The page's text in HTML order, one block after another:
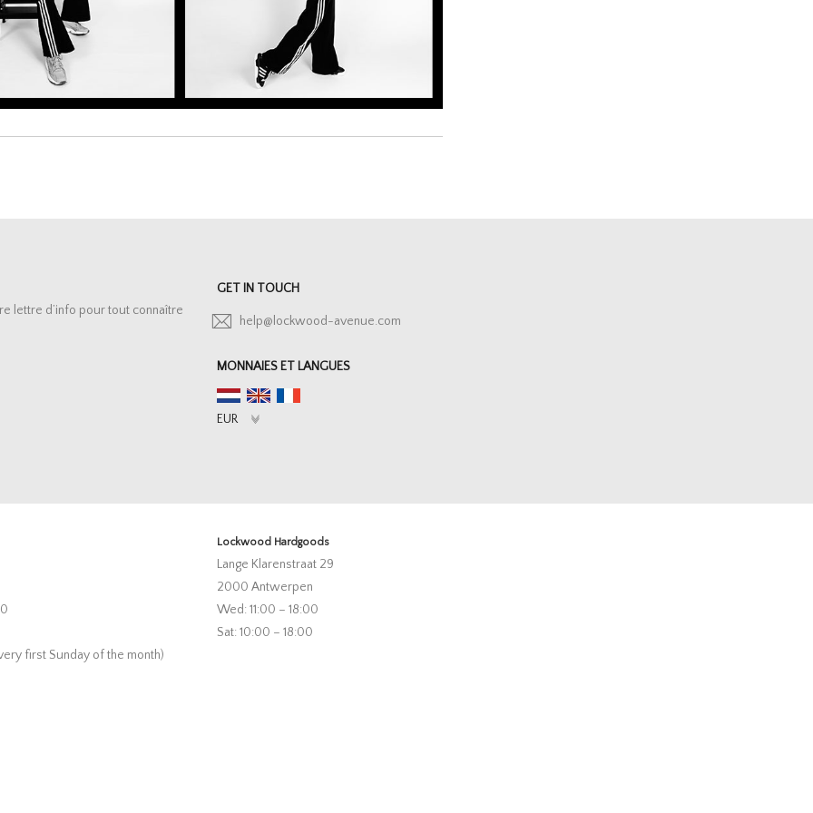
lettre d’info pour tout connaître
GET IN TOUCH
help@lockwood-avenue.com
MONNAIES ET LANGUES
first Sunday of the month)
Lockwood Hardgoods
Lange Klarenstraat 29
2000 Antwerpen
Wed: 11:00 – 18:00
Sat: 10:00 – 18:00